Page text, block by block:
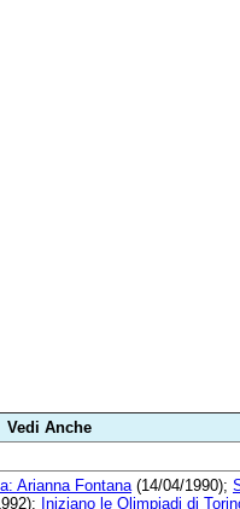
Vedi Anche
Arianna Fontana(14/04/1990);
Iniziano le Olimpiadi di